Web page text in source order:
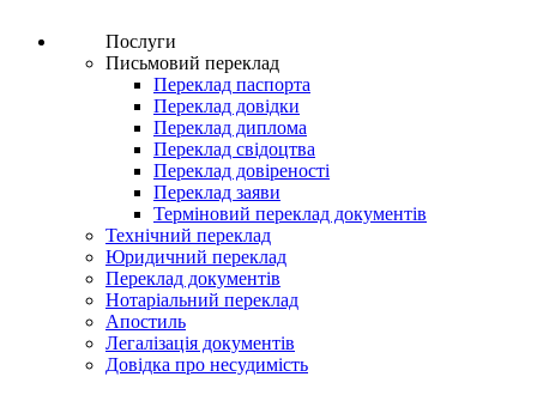
Послуги
Письмовий переклад
Переклад паспорта
Переклад довідки
Переклад диплома
Переклад свідоцтва
Переклад довіреності
Переклад заяви
Терміновий переклад документів
Технічний переклад
Юридичний переклад
Переклад документів
Нотаріальний переклад
Апостиль
Легалізація документів
Довідка про несудимість